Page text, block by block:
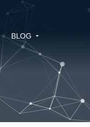
BLOG